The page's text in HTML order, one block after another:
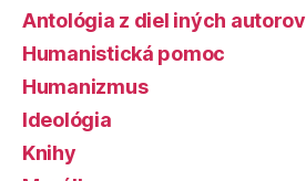
Antológia z diel iných autorov
Humanistická pomoc
Humanizmus
Ideológia
Knihy